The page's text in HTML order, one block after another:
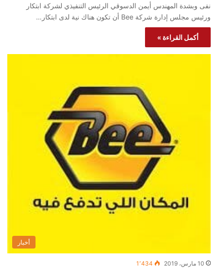
نفى وبشدة المهندس أيمن الدسوقي الرئيس التنفيذي لشركة ابتكار
ورئيس مجلس إدارة شركة Bee أن تكون هناك نية لدى ابتكار…
أكمل القراءة »
أخبار
10 مارس، 2019 1٬434